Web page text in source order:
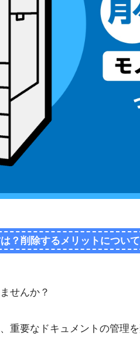
？削除するメリットについて
せんか？
重要なドキュメントの管理